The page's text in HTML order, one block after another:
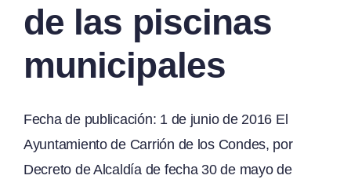
de las piscinas
municipales
Fecha de publicación: 1 de junio de 2016 El
Ayuntamiento de Carrión de los Condes, por
Decreto de Alcaldía de fecha 30 de mayo de